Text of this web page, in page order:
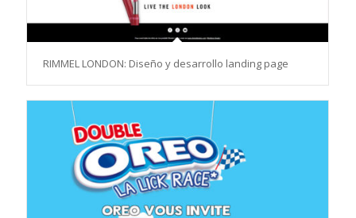
RIMMEL LONDON: Diseño y desarrollo landing page